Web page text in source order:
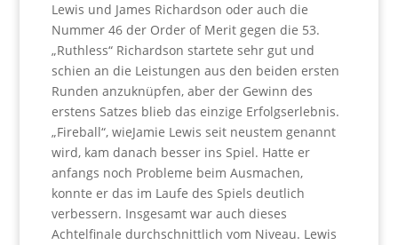
Lewis und James Richardson oder auch die
Nummer 46 der Order of Merit gegen die 53.
„Ruthless“ Richardson startete sehr gut und
schien an die Leistungen aus den beiden ersten
Runden anzuknüpfen, aber der Gewinn des
erstens Satzes blieb das einzige Erfolgserlebnis.
„Fireball“, wieJamie Lewis seit neustem genannt
wird, kam danach besser ins Spiel. Hatte er
anfangs noch Probleme beim Ausmachen,
konnte er das im Laufe des Spiels deutlich
verbessern. Insgesamt war auch dieses
Achtelfinale durchschnittlich vom Niveau. Lewis